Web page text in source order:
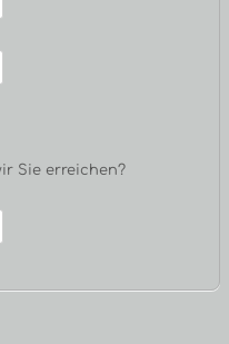
Sie erreichen?